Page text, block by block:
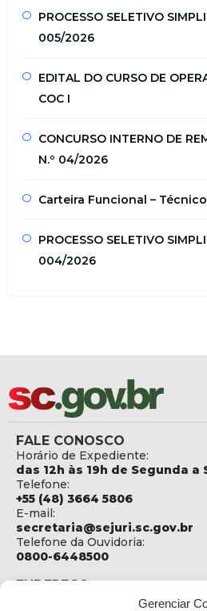
Gerenciar
PROCESSO SELETIVO
005/2026
EDITAL DO CURSO DE
COC I
CONCURSO INTERNO DE
N.º 04/2026
Carteira Funcional – Técnico
PROCESSO SELETIVO
004/2026
FALE CONOSCO
Horário de Expediente:
das 12h às 19h de Segunda a
Telefone:
+55 (48) 3664 5806
E-mail:
secretaria@sejuri.sc.gov.br
Telefone da Ouvidoria:
0800-6448500
ENDEREÇO
SEJURI - Secretaria de Estado